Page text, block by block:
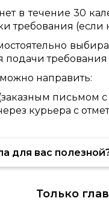
нет в течение 30
требования (если
подачи
направить:
письмом
курьера с
для вас
Только